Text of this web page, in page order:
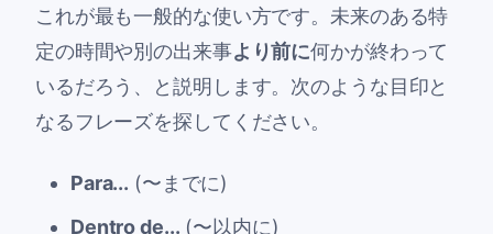
これが最も一般的な使い方です。未来のある特
定の時間や別の出来事より前に何かが終わって
いるだろう、と説明します。次のような目印と
なるフレーズを探してください。
Para... (〜までに)
Dentro de... (〜以内に)